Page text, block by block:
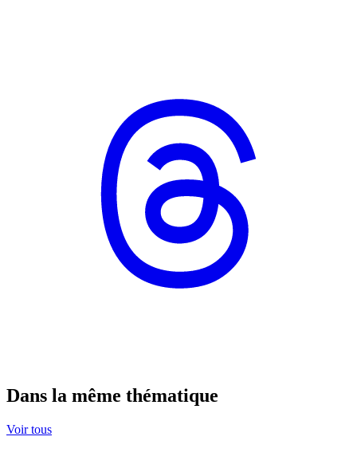
Dans la même thématique
Voir tous